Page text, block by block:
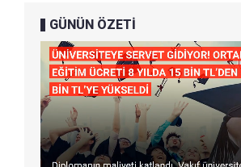
GÜNÜN ÖZETİ